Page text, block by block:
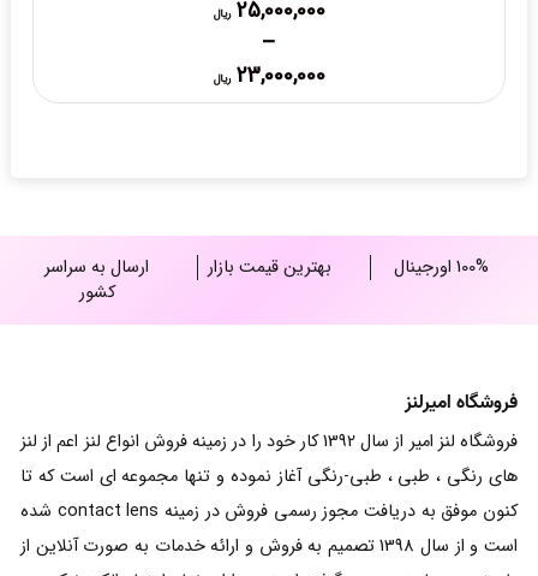
25,000,000 ریال
–
23,000,000 ریال
Price
range:
100% اورجینال بهترین قیمت بازار
ارسال به سراسر
کشور
فروشگاه امیرلنز
فروشگاه لنز امیر از سال 1392 کار خود را در زمینه فروش انواع لنز اعم از لنز
های رنگی ، طبی ، طبی-رنگی آغاز نموده و تنها مجموعه ای است که تا
کنون موفق به دریافت مجوز رسمی فروش در زمینه contact lens شده
است و از سال 1398 تصمیم به فروش و ارائه خدمات به صورت آنلاین از